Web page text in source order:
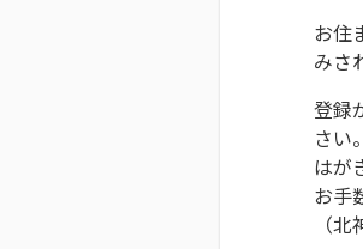
お住
みさ
登録
さい。
はが
お手
（